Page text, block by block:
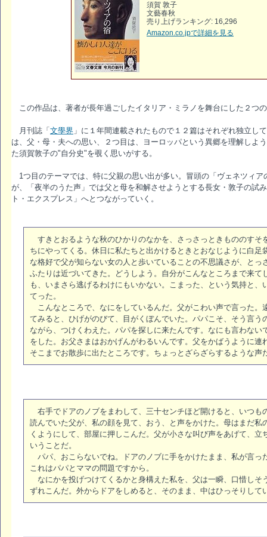
須賀 敦子
文藝春秋
売り上げランキング: 16,296
Amazon.co.jpで詳細を見る
この作品は、著者が長年過ごしたイタリア・ミラノを舞台にした２つ
月刊誌「 文學界 」に１年間連載されたもので１２篇はそれぞれ独立し
は、父・母・夫への思い、２つ目は、ヨーロッパという異郷を理解しよ
た須賀敦子の"自分史"を覗く思いがする。
1つ目のテーマでは、特に父親の思い出が多い。冒頭の「ヴェネツィ
が、「夜半のうた声」では父と母を和解させようとする長女・敦子の試
ト・エクスプレス」へとつながっていく。
すきとおるような秋のひかりのなかを、さっさっときもののすそ
ちにやってくる。休日に私たちと出かけるときとおなじように白
な格好で父が知らない女の人と歩いていることの不思議さが、と
ふたりは近づいてきた。どうしよう。自分がこんなところまで来
も、いまさら逃げるわけにもいかない。こまった、という気持と
てった。
こんなところで、なにをしているんだ。父がこわい声で言った。
てみると、ひげがのびて、目がくぼんでいた。パパこそ、そう言
ながら、つけくわえた。パパを探しに来たんです。なにも言わな
をした。お父さまはおかげんがわるいんです。父をかばうように
そこまでお散歩に出たところです。ちょっとざらざらするような声
右手でドアのノブをまわして、三十センチほど開けると、いつも
読んでいた父が、私の顔を見て、おう、と声をかけた。母はまだ
くようにして、部屋に押しこんだ。父が小さな叫び声をあげて、
いうことだ。
パパ、おこらないでね。ドアのノブに手をかけたまま、私が言っ
これはパパとママの問題ですから。
なにかを投げつけてくるかと身構えた私を、父は一瞬、口惜しそ
ずれこんだ。外からドアをしめると、そのまま、中はひっそりして